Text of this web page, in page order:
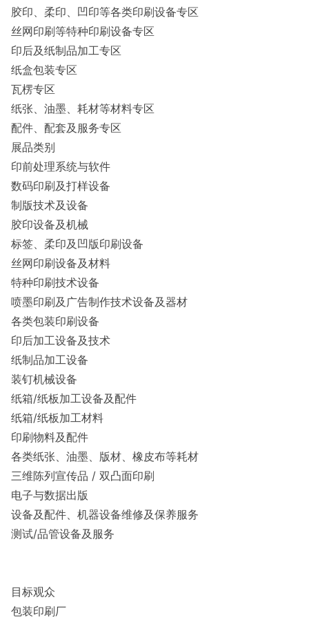
胶印、柔印、凹印等各类印刷设备专区
丝网印刷等特种印刷设备专区
印后及纸制品加工专区
纸盒包装专区
瓦楞专区
纸张、油墨、耗材等材料专区
配件、配套及服务专区
展品类别
印前处理系统与软件
数码印刷及打样设备
制版技术及设备
胶印设备及机械
标签、柔印及凹版印刷设备
丝网印刷设备及材料
特种印刷技术设备
喷墨印刷及广告制作技术设备及器材
各类包装印刷设备
印后加工设备及技术
纸制品加工设备
装钉机械设备
纸箱/纸板加工设备及配件
纸箱/纸板加工材料
印刷物料及配件
各类纸张、油墨、版材、橡皮布等耗材
三维陈列宣传品 / 双凸面印刷
电子与数据出版
设备及配件、机器设备维修及保养服务
测试/品管设备及服务
目标观众
包装印刷厂